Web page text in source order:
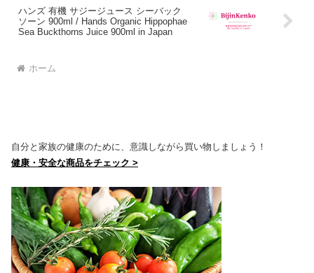
ハンズ 有機 サジージュース シーバック
ソーン 900ml / Hands Organic Hippophae
Sea Buckthorns Juice 900ml in Japan
ホーム
自分と家族の健康のために、意識しながら買い物しましょう！
健康・安全な商品をチェック >